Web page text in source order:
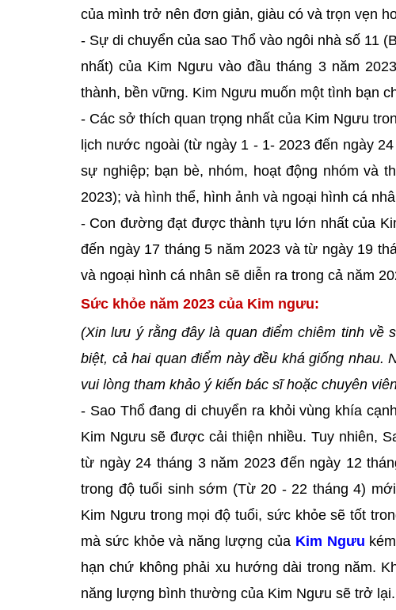
của mình trở nên đơn giản, giàu có và trọn vẹn
- Sự di chuyển của sao Thổ vào ngôi nhà số 11
nhất) của Kim Ngưu vào đầu tháng 3 năm
thành, bền vững. Kim Ngưu muốn một tình bạn
- Các sở thích quan trọng nhất của Kim Ngưu
lịch nước ngoài (từ ngày 1 - 1- 2023 đến ngày
sự nghiệp; bạn bè, nhóm, hoạt động nhóm và
2023); và hình thể, hình ảnh và ngoại hình cá
- Con đường đạt được thành tựu lớn nhất của
đến ngày 17 tháng 5 năm 2023 và từ ngày 19
và ngoại hình cá nhân sẽ diễn ra trong cả năm
Sức khỏe năm 2023 của Kim ngưu:
(Xin lưu ý rằng đây là quan điểm chiêm tinh về
biệt, cả hai quan điểm này đều khá giống nhau.
vui lòng tham khảo ý kiến ​​bác sĩ hoặc chuyên
- Sao Thổ đang di chuyển ra khỏi vùng khía
Kim Ngưu sẽ được cải thiện nhiều. Tuy nhiên,
từ ngày 24 tháng 3 năm 2023 đến ngày 12
trong độ tuổi sinh sớm (Từ 20 - 22 tháng 4)
Kim Ngưu trong mọi độ tuổi, sức khỏe sẽ tốt
mà sức khỏe và năng lượng của Kim Ngưu
hạn chứ không phải xu hướng dài trong năm.
năng lượng bình thường của Kim Ngưu sẽ trở lại.